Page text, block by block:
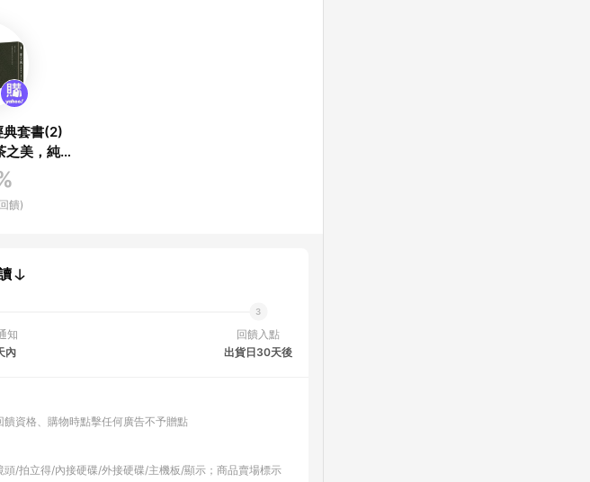
典套書(2)
之美，純茶
道藝術冊
饋)
知
內
回饋入點
出貨日30天後
饋資格 購物時點擊任何廣告不予贈點
/拍立得/內接硬碟/外接硬碟/主機板/顯示；商品賣場標示